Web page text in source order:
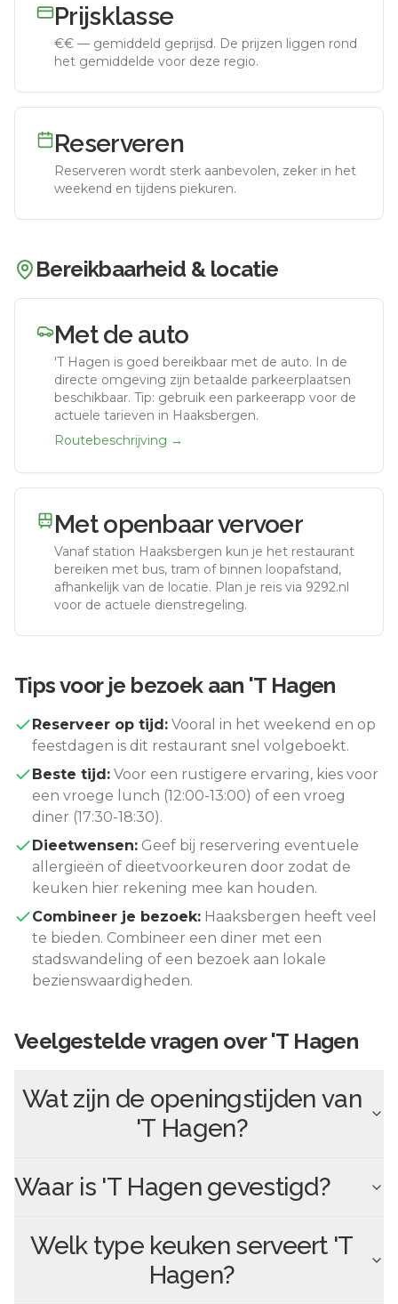
Prijsklasse
€€ — gemiddeld geprijsd. De prijzen liggen rond
het gemiddelde voor deze regio.
Reserveren
Reserveren wordt sterk aanbevolen, zeker in het
weekend en tijdens piekuren.
Bereikbaarheid & locatie
Met de auto
'T Hagen is goed bereikbaar met de auto. In de
directe omgeving zijn betaalde parkeerplaatsen
beschikbaar. Tip: gebruik een parkeerapp voor de
actuele tarieven in Haaksbergen.
Routebeschrijving →
Met openbaar vervoer
Vanaf station Haaksbergen kun je het restaurant
bereiken met bus, tram of binnen loopafstand,
afhankelijk van de locatie. Plan je reis via 9292.nl
voor de actuele dienstregeling.
Tips voor je bezoek aan 'T Hagen
Reserveer op tijd: Vooral in het weekend en op
feestdagen is dit restaurant snel volgeboekt.
Beste tijd: Voor een rustigere ervaring, kies voor
een vroege lunch (12:00-13:00) of een vroeg
diner (17:30-18:30).
Dieetwensen: Geef bij reservering eventuele
allergieën of dieetvoorkeuren door zodat de
keuken hier rekening mee kan houden.
Combineer je bezoek: Haaksbergen heeft veel
te bieden. Combineer een diner met een
stadswandeling of een bezoek aan lokale
bezienswaardigheden.
Veelgestelde vragen over'T Hagen
Wat zijn de openingstijden van
'T Hagen?
Waar is 'T Hagengevestigd?
Welk type keuken serveert 'T
Hagen?